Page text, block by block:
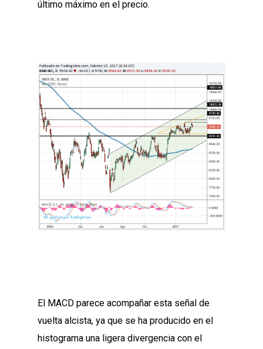
último máximo en el precio.
El MACD parece acompañar esta señal de
vuelta alcista, ya que se ha producido en el
histograma una ligera divergencia con el